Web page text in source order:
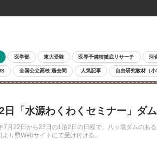
医学部 東大受験 医専予備校徹底リサーチ 河
全国公立高校 過去問 人気記事 自由研究教材（小
2日「水源わくわくセミナー」
月22日から23日の1泊2日の日程で、八ッ場ダムのあ
り県Webサイトにて受け付ける。